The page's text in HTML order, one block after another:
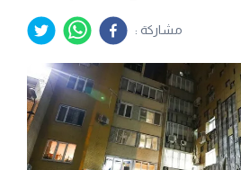
مشاركة :